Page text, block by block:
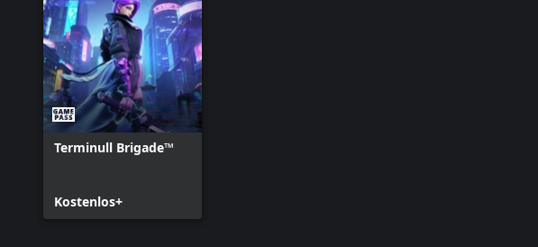
Terminull Brigade™
Kostenlos+